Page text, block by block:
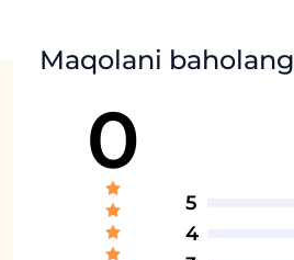
Maqolani baholang
0
5
4